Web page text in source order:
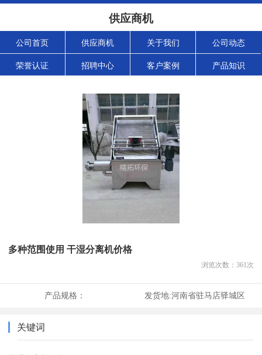
供应商机
公司首页 供应商机 关于我们 公司动态
荣誉认证 招聘中心 客户案例 产品知识
多种范围使用 干湿分离机价格
浏览次数： 361次
产品规格： 发货地:河南省驻马店驿城区
关键词